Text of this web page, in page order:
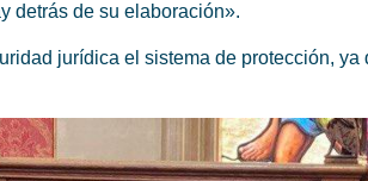
detrás de su elaboración».
jurídica el sistema de protección,